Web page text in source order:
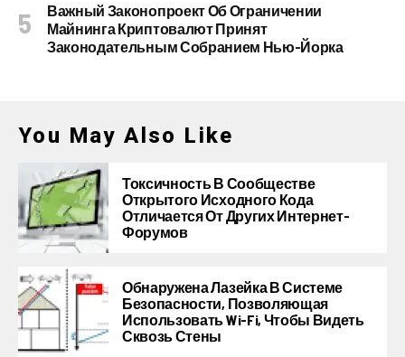
Важный Законопроект Об Ограничении
Майнинга Криптовалют Принят
Законодательным Собранием Нью-Йорка
You May Also Like
Токсичность В Сообществе
Открытого Исходного Кода
Отличается От Других Интернет-
Форумов
Обнаружена Лазейка В Системе
Безопасности, Позволяющая
Использовать Wi-Fi, Чтобы Видеть
Сквозь Стены